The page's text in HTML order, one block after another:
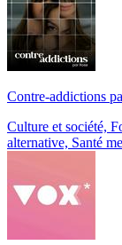
Contre-addictions
Culture et société,
alternative, Santé